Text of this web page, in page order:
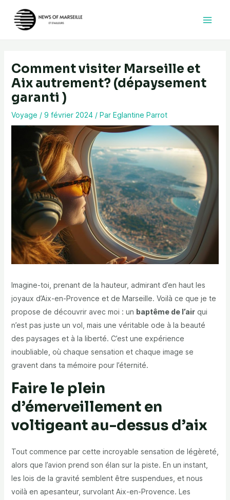
contenu
Comment visiter Marseille et
Aix autrement? (dépaysement
garanti )
Voyage / 9 février 2024 / Par Eglantine Parrot
Imagine-toi, prenant de la hauteur, admirant d’en haut les
joyaux d’Aix-en-Provence et de Marseille. Voilà ce que je te
propose de découvrir avec moi : un baptême de l’airqui
n’est pas juste un vol, mais une véritable ode à la beauté
des paysages et à la liberté. C’est une expérience
inoubliable, où chaque sensation et chaque image se
gravent dans ta mémoire pour l’éternité.
Faire le plein
d’émerveillement en
voltigeant au-dessus d’aix
Tout commence par cette incroyable sensation de légèreté,
alors que l’avion prend son élan sur la piste. En un instant,
les lois de la gravité semblent être suspendues, et nous
voilà en apesanteur, survolant Aix-en-Provence. Les